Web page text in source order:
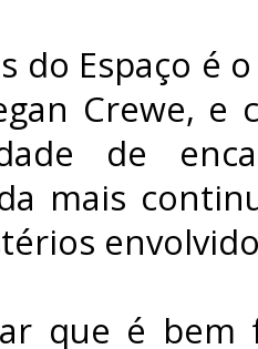
do Espaço é
Crewe,
de
mais
que é